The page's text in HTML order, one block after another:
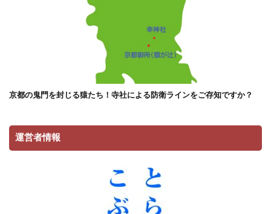
京都の鬼門を封じる猿たち！寺社による防衛ラインをご存知ですか？
運営者情報